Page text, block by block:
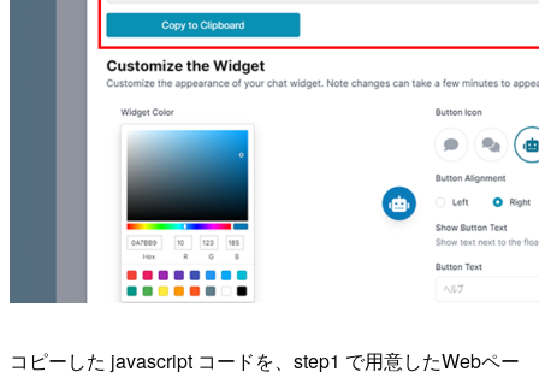
コピーした javascript コードを、step1 で用意したWebペー